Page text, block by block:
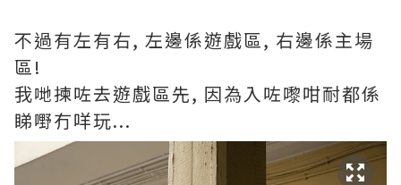
不過有左有右, 左邊係遊戲區, 右邊係主場
區!
我哋揀咗去遊戲區先, 因為入咗嚟咁耐都係
睇嘢冇咩玩...